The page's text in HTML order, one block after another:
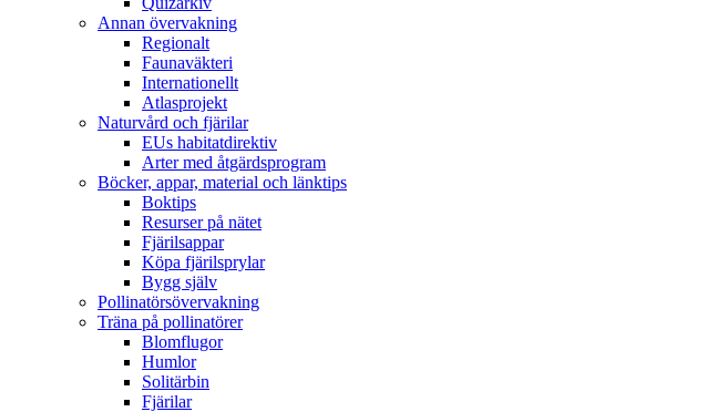
Annan övervakning
Regionalt
Faunaväkteri
Internationellt
Atlasprojekt
Naturvård och fjärilar
EUs habitatdirektiv
Arter med åtgärdsprogram
Böcker, appar, material och länktips
Boktips
Resurser på nätet
Fjärilsappar
Köpa fjärilsprylar
Bygg själv
Pollinatörsövervakning
Träna på pollinatörer
Blomflugor
Humlor
Solitärbin
Fjärilar